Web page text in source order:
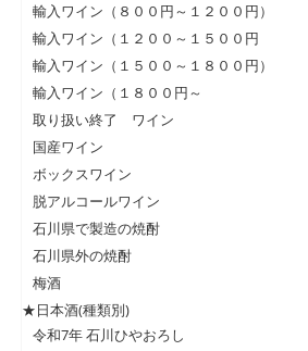
輸入ワイン（８００円～１２００円）
輸入ワイン（１２００～１５００円
輸入ワイン（１５００～１８００円）
輸入ワイン（１８００円～
取り扱い終了 ワイン
国産ワイン
ボックスワイン
脱アルコールワイン
石川県で製造の焼酎
石川県外の焼酎
梅酒
★日本酒(種類別)
令和7年 石川ひやおろし